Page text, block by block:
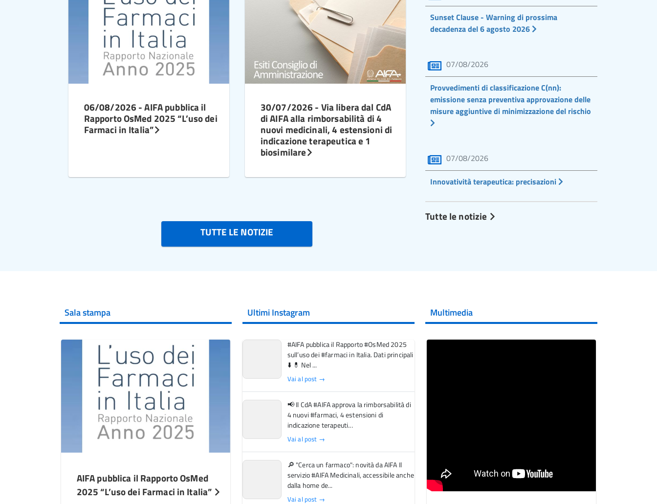
06/08/2026 - AIFA pubblica il
Rapporto OsMed 2025 “L’uso dei
Farmaci in Italia”
30/07/2026 - Via libera dal CdA
di AIFA alla rimborsabilità di 4
nuovi medicinali, 4 estensioni di
indicazione terapeutica e 1
biosimilare
TUTTE LE NOTIZIE
Sunset Clause - Warning di prossima
decadenza del 6 agosto 2026
07/08/2026
Provvedimenti di classificazione C(nn):
emissione senza preventiva approvazione delle
misure aggiuntive di minimizzazione del rischio
07/08/2026
Innovatività terapeutica: precisazioni
Tutte le notizie
Sala stampa
AIFA pubblica il Rapporto OsMed
2025 “L’uso dei Farmaci in Italia”
Ultimi Instagram
#AIFA pubblica il Rapporto #OsMed 2025
sull’uso dei #farmaci in Italia. Dati principali
⬇️ 💊 Nel ...
Vai al post →
📢 Il CdA #AIFA approva la rimborsabilità di
4 nuovi #farmaci, 4 estensioni di
indicazione terapeuti...
Vai al post →
🔎 "Cerca un farmaco": novità da AIFA Il
servizio #AIFA Medicinali, accessibile anche
dalla home de...
Vai al post →
Multimedia